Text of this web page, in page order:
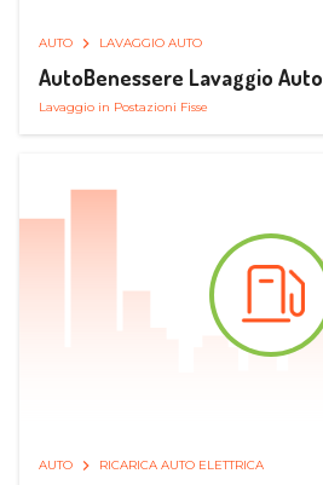
AUTO LAVAGGIO AUTO
AutoBenessere Lavaggio Auto
Lavaggio in Postazioni Fisse
AUTO RICARICA AUTO ELETTRICA